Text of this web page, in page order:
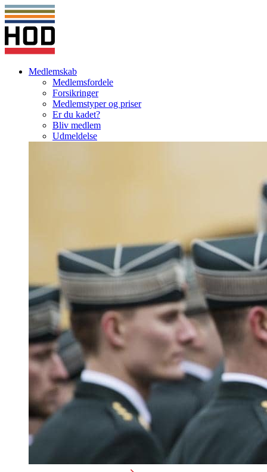
Medlemskab
Medlemsfordele
Forsikringer
Medlemstyper og priser
Er du kadet?
Bliv medlem
Udmeldelse